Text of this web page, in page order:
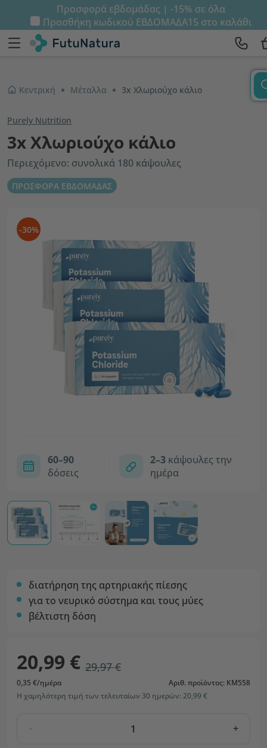
Προσφορά εβδομάδας | -15% σε όλα
Προσθήκη κωδικού ΕΒΔΟΜΑΔΑ15 στο καλάθι
Κεντρική Μέταλλα 3x Χλωριούχο κάλιο
Purely Nutrition
3x Χλωριούχο κάλιο
Περιεχόμενο: συνολικά 180 κάψουλες
ΠΡΟΣΦΟΡΑ ΕΒΔΟΜΑΔΑΣ
-30%
60–90
δόσεις
2–3κάψουλες την
ημέρα
διατήρηση της αρτηριακής πίεσης
για το νευρικό σύστημα και τους μύες
βέλτιστη δόση
20,99 € 29,97 €
0,35 €/ημέρα
Αριθ. προϊόντος: KM558
Η χαμηλότερη τιμή των τελευταίων 30 ημερών: 20,99 €
- +